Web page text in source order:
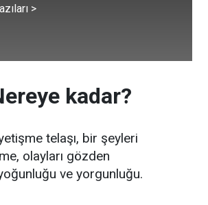
>
kadar?
telaşı, bir şeyleri
olayları gözden
ve yorgunluğu.